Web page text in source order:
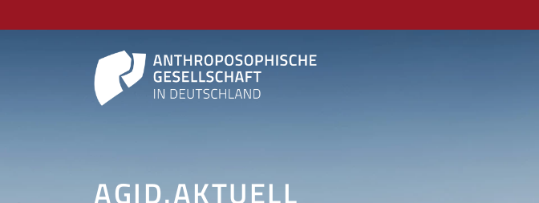
AGID.AKTUELL